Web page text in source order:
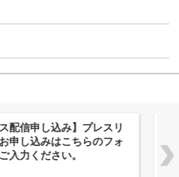
社PlnX、アジア最大級のグロ
Web3カンファレンス
」とのコラボレーショ